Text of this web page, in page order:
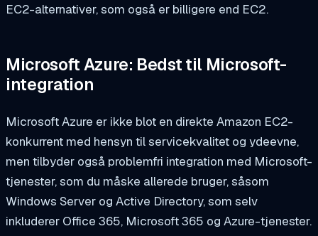
EC2-alternativer, som også er billigere end EC2.
Microsoft Azure: Bedst til Microsoft-
integration
Microsoft Azure er ikke blot en direkte Amazon EC2-
konkurrent med hensyn til servicekvalitet og ydeevne,
men tilbyder også problemfri integration med Microsoft-
tjenester, som du måske allerede bruger, såsom
Windows Server og Active Directory, som selv
inkluderer Office 365, Microsoft 365 og Azure-tjenester.